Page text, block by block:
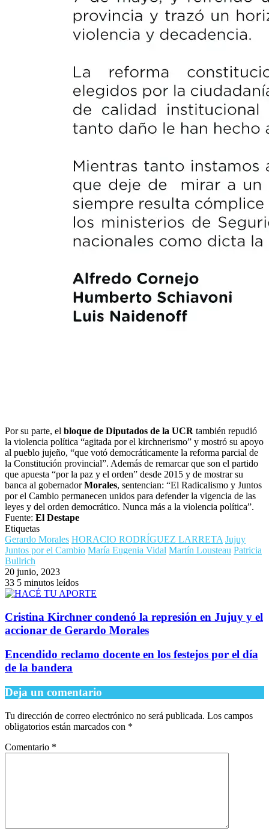
Por su parte, el bloque de Diputados de la UCR también repudió
la violencia política “agitada por el kirchnerismo” y mostró su apoyo
al pueblo jujeño, “que votó democráticamente la reforma parcial de
la Constitución provincial”. Además de remarcar que son el partido
que apuesta “por la paz y el orden” desde 2015 y de mostrar su
banca al gobernadorMorales, sentencian: “El Radicalismo y Juntos
por el Cambio permanecen unidos para defender la vigencia de las
leyes y del orden democrático. Nunca más a la violencia política”.
Fuente: El Destape
Etiquetas
Gerardo Morales HORACIO RODRÍGUEZ LARRETA Jujuy
Juntos por el Cambio María Eugenia Vidal Martín Lousteau Patricia
Bullrich
20 junio, 2023
33 5 minutos leídos
Cristina Kirchner condenó la represión en Jujuy y el
accionar de Gerardo Morales
Encendido reclamo docente en los festejos por el día
de la bandera
Deja un comentario
Tu dirección de correo electrónico no será publicada. Los campos
obligatorios están marcados con *
Comentario *